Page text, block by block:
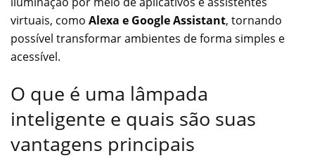
virtuais, como Alexa e Google Assistant, tornando
possível transformar ambientes de forma simples e
acessível.
O que é uma lâmpada
inteligente e quais são suas
vantagens principais